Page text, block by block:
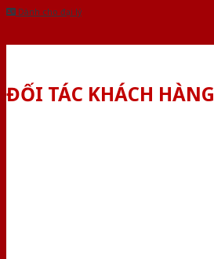
Dành cho đại lý
ĐỐI TÁC KHÁCH HÀNG